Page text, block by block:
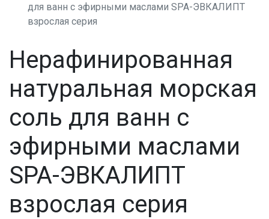
для ванн с эфирными маслами SPA-ЭВКАЛИПТ
взрослая серия
Нерафинированная
натуральная морская
соль для ванн с
эфирными маслами
SPA-ЭВКАЛИПТ
взрослая серия